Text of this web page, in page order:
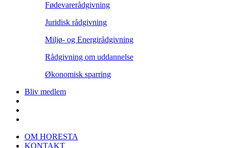
Fødevarerådgivning
Juridisk rådgivning
Miljø- og Energirådgivning
Rådgivning om uddannelse
Økonomisk sparring
Bliv medlem
OM HORESTA
KONTAKT